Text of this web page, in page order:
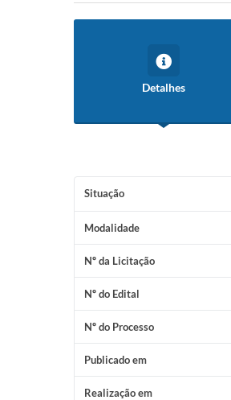
Detalhes
Situação
Modalidade
Nº da Licitação
Nº do Edital
Nº do Processo
Publicado em
Realização em